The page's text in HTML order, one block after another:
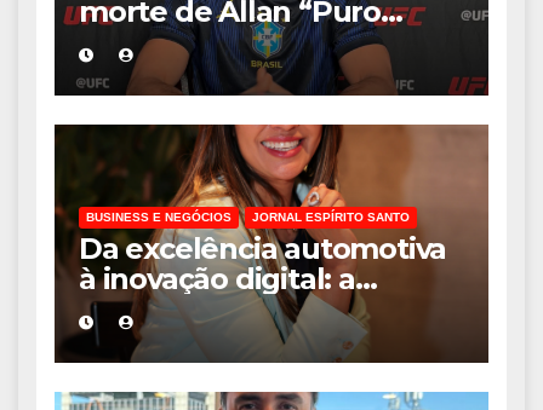
morte de Allan “Puro
Osso” interrompe
trajetória de destaque no
MMA aos 34 anos
BUSINESS E NEGÓCIOS JORNAL ESPÍRITO SANTO
Da excelência automotiva
à inovação digital: a
trajetória internacional da
empresária Adriene Silva